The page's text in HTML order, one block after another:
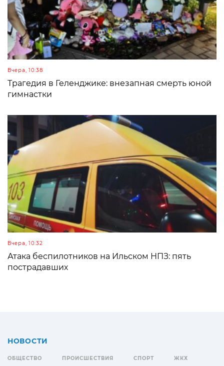
Вчера, 10:38
Трагедия в Геленджике: внезапная смерть юной
гимнастки
Вчера, 10:32
Атака беспилотников на Ильском НПЗ: пять
пострадавших
НОВОСТИ
ОБЩЕСТВО ПРОИСШЕСТВИЯ СПОРТ ЖКХ